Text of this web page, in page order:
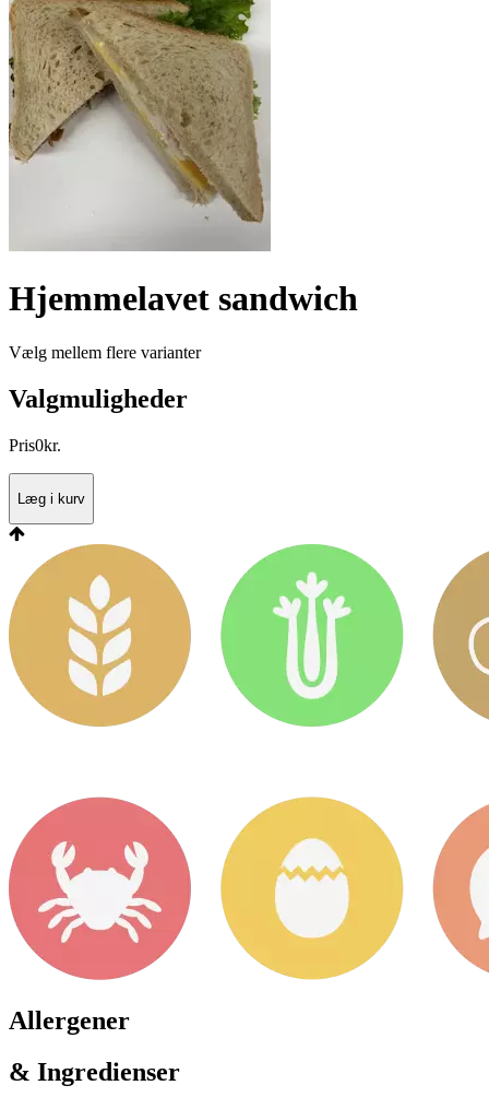
Hjemmelavet sandwich
Vælg mellem flere varianter
Valgmuligheder
Pris0kr.
Læg i kurv
Allergener
& Ingredienser